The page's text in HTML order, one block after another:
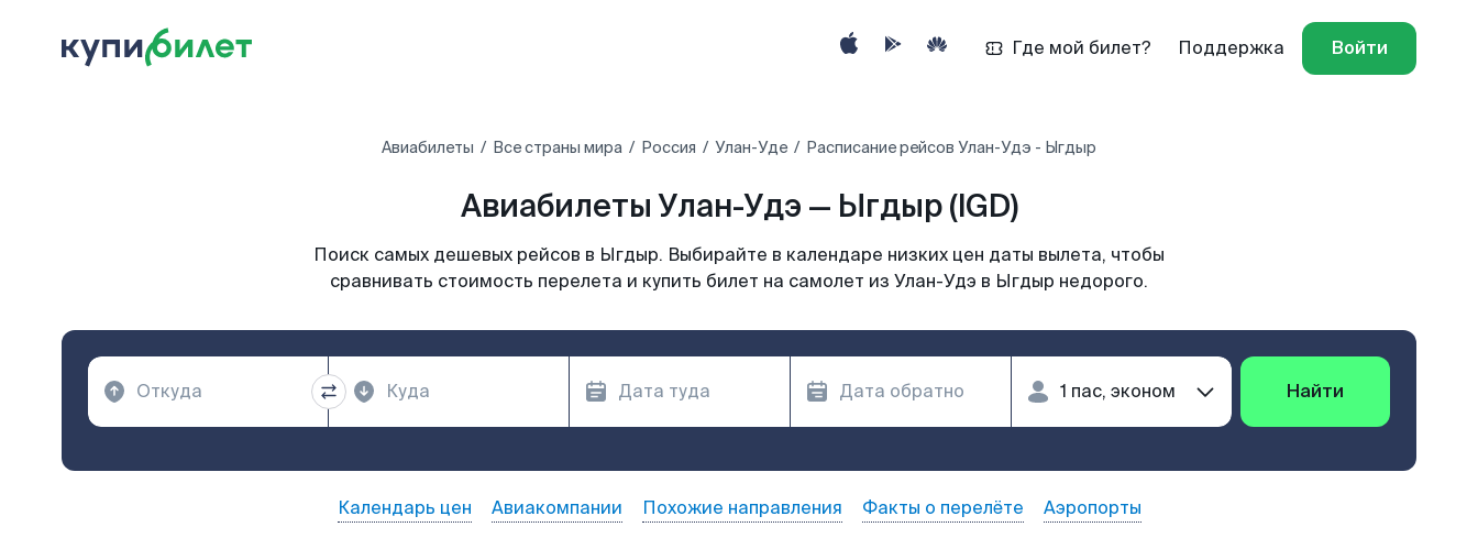
Где мой билет? Поддержка Войти
Авиабилеты Все страны мира Россия Улан-Уде Расписание рейсов Улан-Удэ - Ыгдыр
Авиабилеты Улан-Удэ — Ыгдыр (IGD)
Поиск самых дешевых рейсов в Ыгдыр. Выбирайте в календаре низких цен даты вылета, чтобы
сравнивать стоимость перелета и купить билет на самолет из Улан-Удэ в Ыгдыр недорого.
Найти
Календарь цен Авиакомпании Похожие направления Факты о перелёте Аэропорты